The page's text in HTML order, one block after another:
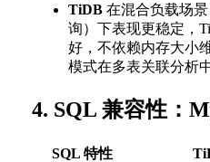
TiDB 在混合负载场
询）下表现更稳定，
好，不依赖内存大小
模式在多表关联分析
4. SQL 兼容性：
SQL 特性